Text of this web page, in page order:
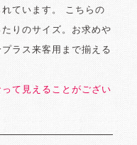
ています。 こちらの
りのサイズ。お求めや
ラス来客用まで揃える
て見えることがござい